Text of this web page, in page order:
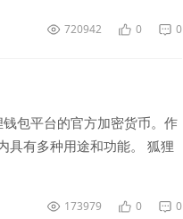
720942 0 0
包平台的官方加密货币。作
具有多种用途和功能。 狐狸
173979 0 0